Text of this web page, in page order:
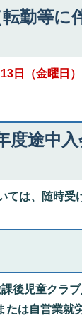
勤等に
日（金曜日
度途中
ては、随時受
後児童クラ
たは自営業就